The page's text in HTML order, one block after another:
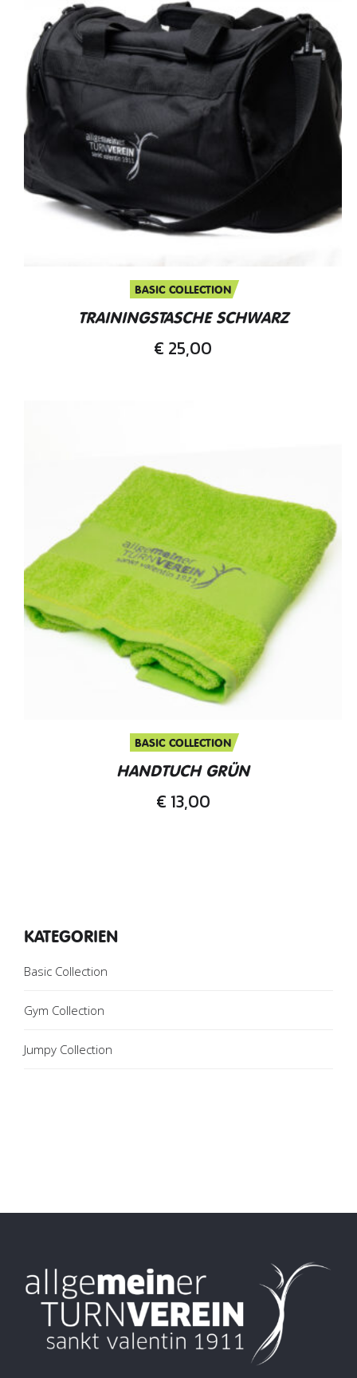
BASIC COLLECTION
TRAININGSTASCHE SCHWARZ
€ 25,00
BASIC COLLECTION
HANDTUCH GRÜN
€ 13,00
KATEGORIEN
Basic Collection
Gym Collection
Jumpy Collection